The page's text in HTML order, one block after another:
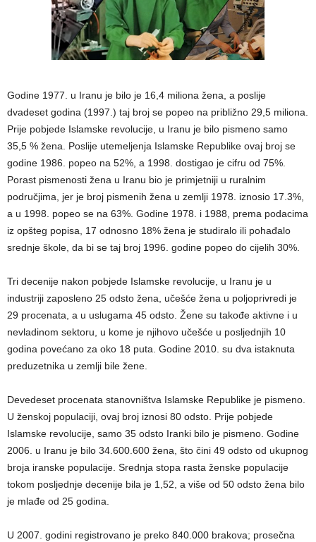
Godine 1977. u Iranu je bilo je 16,4 miliona žena, a poslije
dvadeset godina (1997.) taj broj se popeo na približno 29,5 miliona.
Prije pobjede Islamske revolucije, u Iranu je bilo pismeno samo
35,5 % žena. Poslije utemeljenja Islamske Republike ovaj broj se
godine 1986. popeo na 52%, a 1998. dostigao je cifru od 75%.
Porast pismenosti žena u Iranu bio je primjetniji u ruralnim
područjima, jer je broj pismenih žena u zemlji 1978. iznosio 17.3%,
a u 1998. popeo se na 63%. Godine 1978. i 1988, prema podacima
iz opšteg popisa, 17 odnosno 18% žena je studiralo ili pohađalo
srednje škole, da bi se taj broj 1996. godine popeo do cijelih 30%.
Tri decenije nakon pobjede Islamske revolucije, u Iranu je u
industriji zaposleno 25 odsto žena, učešće žena u poljoprivredi je
29 procenata, a u uslugama 45 odsto. Žene su takođe aktivne i u
nevladinom sektoru, u kome je njihovo učešće u posljednjih 10
godina povećano za oko 18 puta. Godine 2010. su dva istaknuta
preduzetnika u zemlji bile žene.
Devedeset procenata stanovništva Islamske Republike je pismeno.
U ženskoj populaciji, ovaj broj iznosi 80 odsto. Prije pobjede
Islamske revolucije, samo 35 odsto Iranki bilo je pismeno. Godine
2006. u Iranu je bilo 34.600.600 žena, što čini 49 odsto od ukupnog
broja iranske populacije. Srednja stopa rasta ženske populacije
tokom posljednje decenije bila je 1,52, a više od 50 odsto žena bilo
je mlađe od 25 godina.
U 2007. godini registrovano je preko 840.000 brakova; prosečna